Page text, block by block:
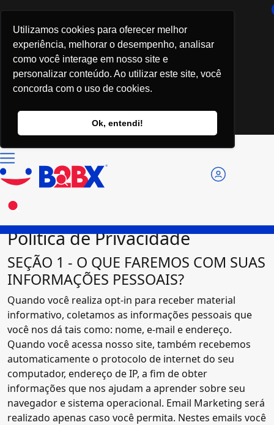
Utilizamos cookies para oferecer melhor
experiência, melhorar o desempenho, analisar
como você interage em nosso site e
personalizar conteúdo. Ao utilizar este site, você
concorda com o uso de cookies.
Ok, entendi!
Política de Privacidade
SEÇÃO 1 - O QUE FAREMOS COM SUAS
INFORMAÇÕES PESSOAIS?
Quando você realiza opt-in para receber material
informativo, coletamos as informações pessoais que
você nos dá tais como: nome, e-mail e endereço.
Quando você acessa nosso site, também recebemos
automaticamente o protocolo de internet do seu
computador, endereço de IP, a fim de obter
informações que nos ajudam a aprender sobre seu
navegador e sistema operacional. Email Marketing será
realizado apenas caso você permita. Nestes emails você